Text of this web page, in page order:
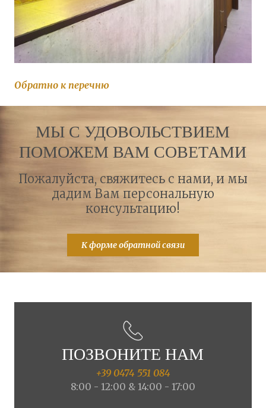
Обратно к перечню
МЫ С УДОВОЛЬСТВИЕМ
ПОМОЖЕМ ВАМ СОВЕТАМИ
Пожалуйста, свяжитесь с нами, и мы
дадим Вам персональную
консультацию!
К форме обратной связи
ПОЗВОНИТЕ НАМ
+39 0474 551 084
8:00 - 12:00 & 14:00 - 17:00